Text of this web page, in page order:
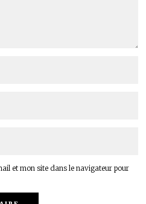
et mon site dans le navigateur pour